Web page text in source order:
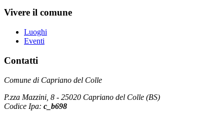
Vivere il comune
Luoghi
Eventi
Contatti
Comune di Capriano del Colle
P.zza Mazzini, 8 - 25020 Capriano del Colle (BS)
Codice Ipa: c_b698